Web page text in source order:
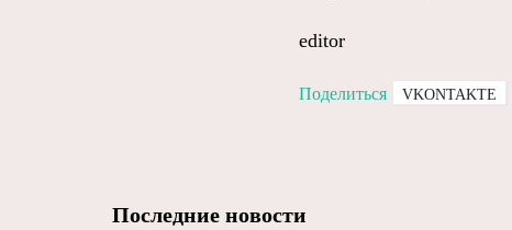
editor
Поделиться VKONTAKTE
Последние новости